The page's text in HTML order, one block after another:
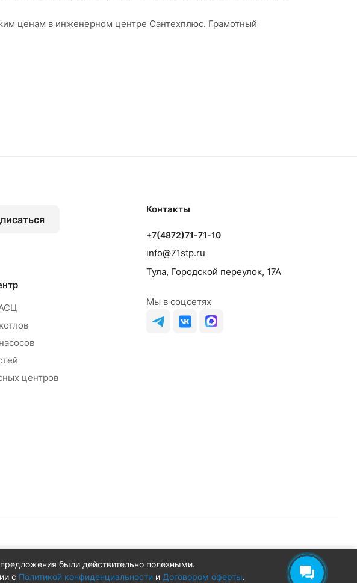
ценам в инженерном центре Сантехплюс. Грамотный
центров
Контакты
+7(4872)71-71-10
info@71stp.ru
Тула, Городской переулок, 17А
Мы в соцсетях
были действительно полезными.
с Политикой конфиденциальностии Договором оферты.
Конфиденциальность Оферта